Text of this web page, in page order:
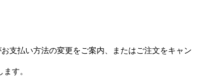
支払い方法の変更をご案内、またはご注文をキャン
す。